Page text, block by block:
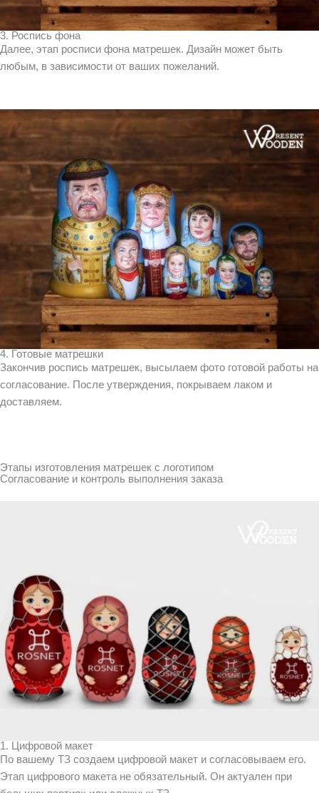
3. Роспись фона
Далее, этап росписи фона матрешек. Дизайн может быть
любым, в зависимости от ваших пожеланий.
4. Готовые матрешки
Закончив роспись матрешек, высылаем фото готовой работы на
согласование. После утверждения, покрываем лаком и
доставляем.
Этапы изготовления матрешек с логотипом
Согласование и контроль выполнения заказа
1. Цифровой макет
По вашему ТЗ создаем цифровой макет и согласовываем его.
Этап цифрового макета не обязательный. Он актуален при